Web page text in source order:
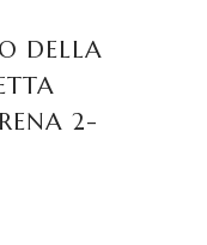
DELLA
2-